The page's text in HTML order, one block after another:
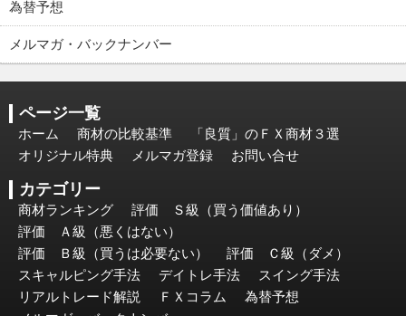
為替予想
メルマガ・バックナンバー
ページ一覧
ホーム 商材の比較基準
「良質」のＦＸ商材３選
オリジナル特典
メルマガ登録 お問い合せ
カテゴリー
商材ランキング
評価 Ｓ級（買う価値あり）
評価 Ａ級（悪くはない）
評価 Ｂ級（買うは必要ない）
評価 Ｃ級（ダメ）
スキャルピング手法
デイトレ手法
スイング手法
リアルトレード解説
ＦＸコラム
為替予想